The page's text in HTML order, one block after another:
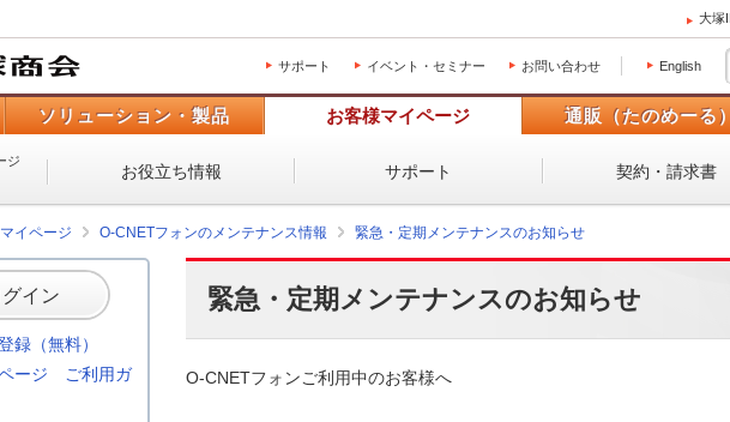
大塚
サポート イベント・セミナー お問い合わせ English
ソリューション・製品 お客様マイページ 通販（たのめーる
ジ
お役立ち情報 サポート 契約・請求書
イページ O-CNETフォンのメンテナンス情報 緊急・定期メンテナンスのお知らせ
緊急・定期メンテナンスのお知らせ
O-CNETフォンご利用中のお客様へ
グイン
録（無料）
ージ ご利用ガ